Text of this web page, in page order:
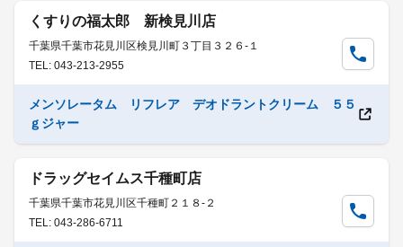
くすりの福太郎 新検見川店
千葉県千葉市花見川区検見川町３丁目３２６-１
TEL: 043-213-2955
メンソレータム リフレア デオドラントクリーム ５５
ｇジャー
ドラッグセイムス千種町店
千葉県千葉市花見川区千種町２１８-２
TEL: 043-286-6711